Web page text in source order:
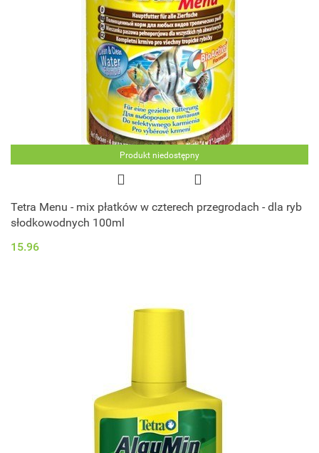
Produkt niedostępny
Tetra Menu - mix płatków w czterech przegrodach - dla ryb
słodkowodnych 100ml
15.96